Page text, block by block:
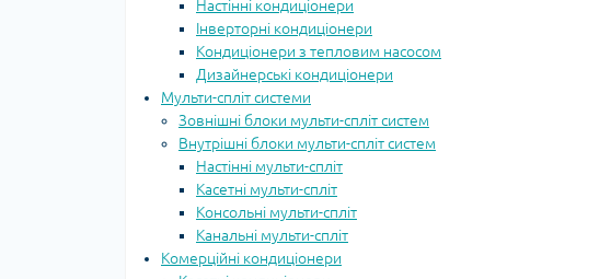
Настінні кондиціонери
Інверторні кондиціонери
Кондиціонери з тепловим насосом
Дизайнерські кондиціонери
Мульти-спліт системи
Зовнішні блоки мульти-спліт систем
Внутрішні блоки мульти-спліт систем
Настінні мульти-спліт
Касетні мульти-спліт
Консольні мульти-спліт
Канальні мульти-спліт
Комерційні кондиціонери